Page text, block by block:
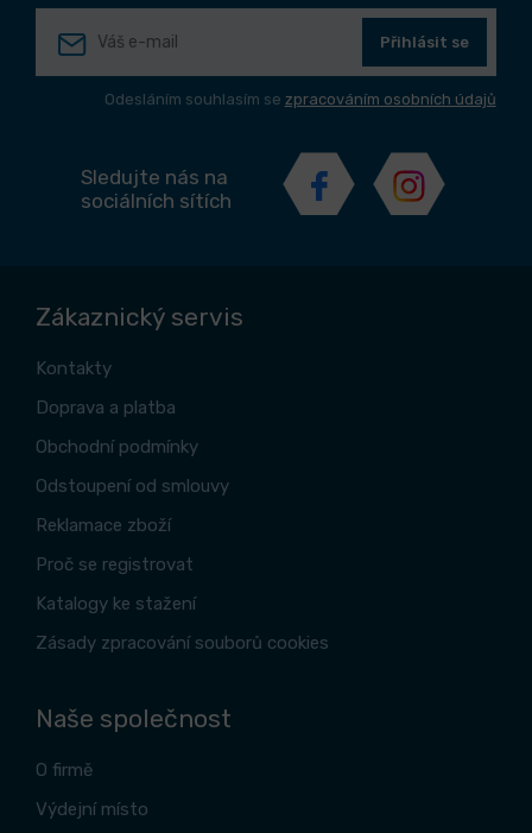
Přihlásit se
Odesláním souhlasím se zpracováním osobních údajů
Sledujte nás na
sociálních sítích
Zákaznický servis
Kontakty
Doprava a platba
Obchodní podmínky
Odstoupení od smlouvy
Reklamace zboží
Proč se registrovat
Katalogy ke stažení
Zásady zpracování souborů cookies
Naše společnost
O firmě
Výdejní místo